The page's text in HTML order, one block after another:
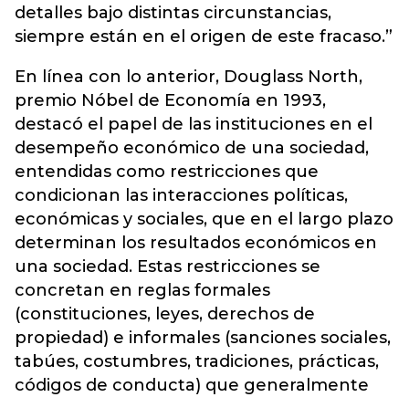
detalles bajo distintas circunstancias,
siempre están en el origen de este fracaso.”
En línea con lo anterior, Douglass North,
premio Nóbel de Economía en 1993,
destacó el papel de las instituciones en el
desempeño económico de una sociedad,
entendidas como restricciones que
condicionan las interacciones políticas,
económicas y sociales, que en el largo plazo
determinan los resultados económicos en
una sociedad. Estas restricciones se
concretan en reglas formales
(constituciones, leyes, derechos de
propiedad) e informales (sanciones sociales,
tabúes, costumbres, tradiciones, prácticas,
códigos de conducta) que generalmente